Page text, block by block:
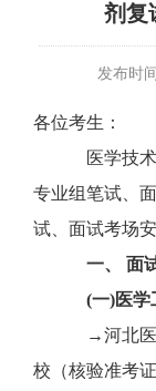
剂复
发布时
各位考生：
医学技
专业组笔试、
试、面试考场
一、
面
(一)医学
→河北
校（核验准考